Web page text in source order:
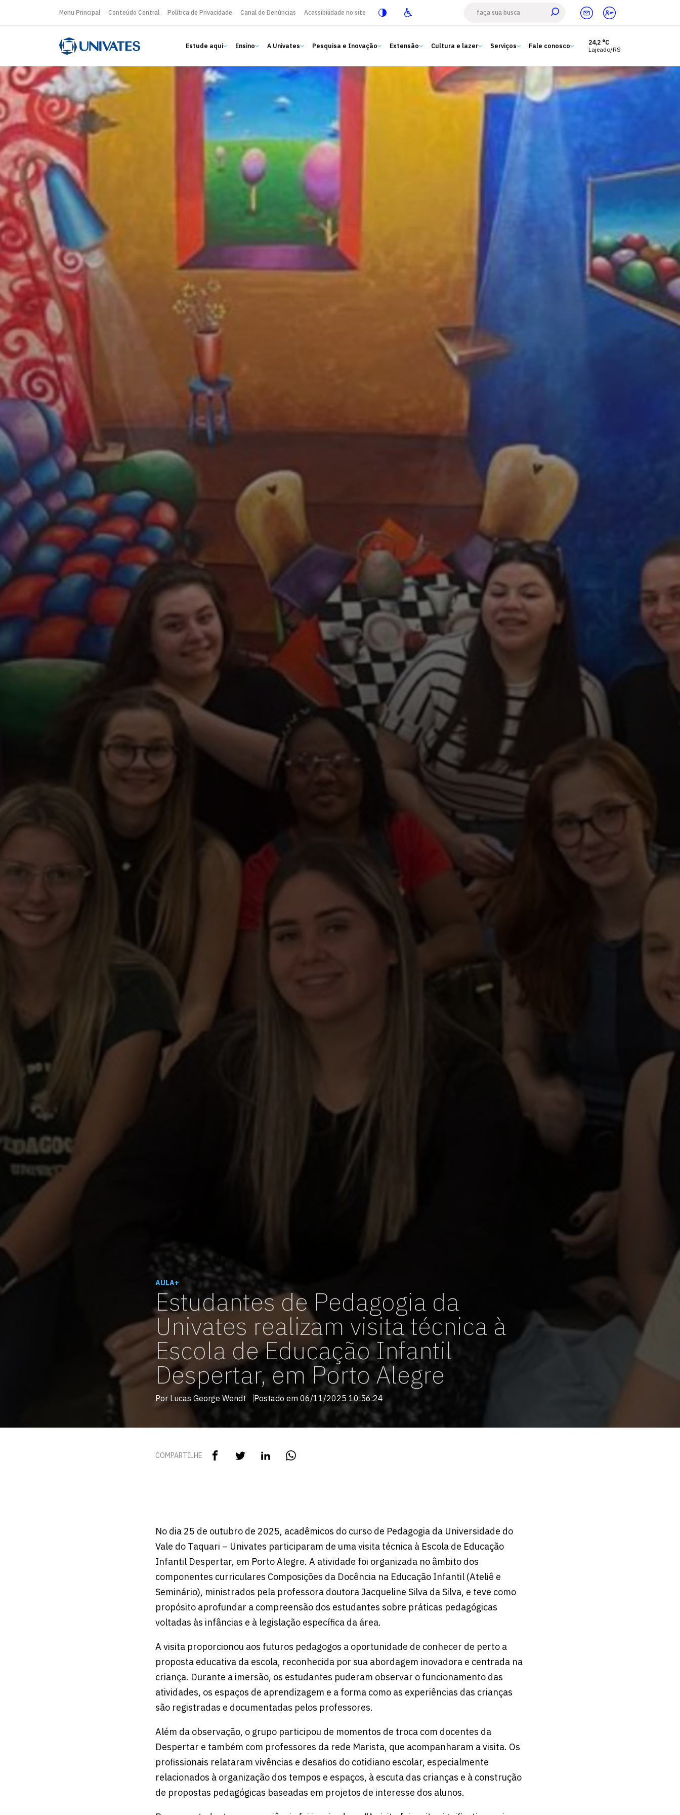
Menu Principal Conteúdo Central Política de Privacidade Canal de Denúncias Acessibilidade no site
Estude aqui Ensino A Univates Pesquisa e Inovação Extensão Cultura e lazer Serviços Fale conosco
24,2 °C
Lajeado/RS
Estude aqui
Ensino
A Univates
Serviços
Fale conosco
AULA+
Estudantes de Pedagogia da
Univates realizam visita técnica à
Escola de Educação Infantil
Despertar, em Porto Alegre
Por Lucas George Wendt Postado em 06/11/2025 10:56:24
COMPARTILHE
No dia 25 de outubro de 2025, acadêmicos do curso de Pedagogia da Universidade do
Vale do Taquari – Univates participaram de uma visita técnica à Escola de Educação
Infantil Despertar, em Porto Alegre. A atividade foi organizada no âmbito dos
componentes curriculares Composições da Docência na Educação Infantil (Ateliê e
Seminário), ministrados pela professora doutora Jacqueline Silva da Silva, e teve como
propósito aprofundar a compreensão dos estudantes sobre práticas pedagógicas
voltadas às infâncias e à legislação específica da área.
A visita proporcionou aos futuros pedagogos a oportunidade de conhecer de perto a
proposta educativa da escola, reconhecida por sua abordagem inovadora e centrada na
criança. Durante a imersão, os estudantes puderam observar o funcionamento das
atividades, os espaços de aprendizagem e a forma como as experiências das crianças
são registradas e documentadas pelos professores.
Além da observação, o grupo participou de momentos de troca com docentes da
Despertar e também com professores da rede Marista, que acompanharam a visita. Os
profissionais relataram vivências e desafios do cotidiano escolar, especialmente
relacionados à organização dos tempos e espaços, à escuta das crianças e à construção
de propostas pedagógicas baseadas em projetos de interesse dos alunos.